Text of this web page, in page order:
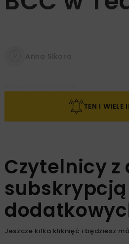
Anna Sikora
TEN I WIELE
Czytelnicy
subskrypcją
Jeszcze kilka kliknięć i będziesz